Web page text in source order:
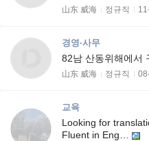
山东 威海 정규직
경영·사무
82남 산동위해에서
山东 威海 정규직
교육
Looking for
Fluent in Eng…